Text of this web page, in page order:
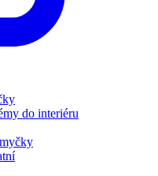
do interiéru